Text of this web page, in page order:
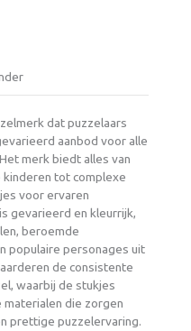
dat puzzelaars
aanbod voor alle
merk biedt alles van
tot complexe
voor ervaren
gevarieerd en kleurrijk,
beroemde
populaire personages uit
de consistente
waarbij de stukjes
materialen die zorgen
prettige puzzelervaring.